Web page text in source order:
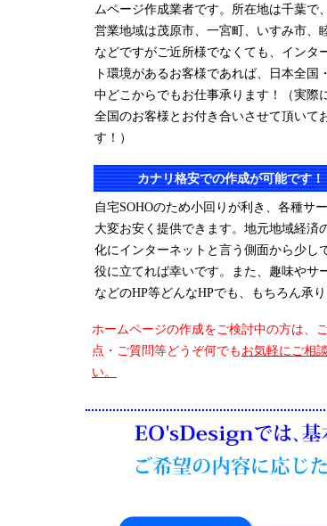
ムページ作成業者です。所在地は千葉で
営業地域は茂原市、一宮町、いすみ市、
などですがご近所様でなくても、インタ
ト環境があるお客様であれば、日本全国
中どこからでもお仕事承ります！（実際
全国のお客様とお付き合いさせて頂いて
す！）
カナリ格安での作成が可能です！
自宅SOHOのため小回りが利き、各種サ
大変お安く提供できます。地元地域経済
化にインターネットと言う側面から少し
役に立てれば幸いです。また、趣味やサ
などのHP等どんなHPでも、もちろん承り
ホームページの作成をご検討中の方は、
点・ご質問等どうぞ何でもお気軽にご相
い。